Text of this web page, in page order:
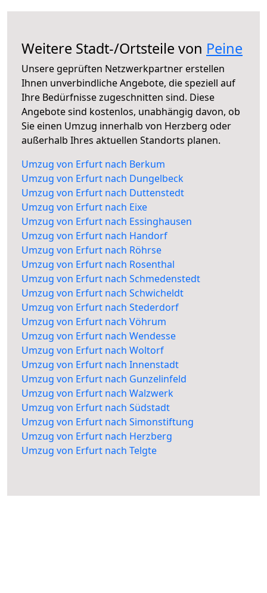
Weitere Stadt-/Ortsteile von Peine
Unsere geprüften Netzwerkpartner erstellen
Ihnen unverbindliche Angebote, die speziell auf
Ihre Bedürfnisse zugeschnitten sind. Diese
Angebote sind kostenlos, unabhängig davon, ob
Sie einen Umzug innerhalb von Herzberg oder
außerhalb Ihres aktuellen Standorts planen.
Umzug von Erfurt nach Berkum
Umzug von Erfurt nach Dungelbeck
Umzug von Erfurt nach Duttenstedt
Umzug von Erfurt nach Eixe
Umzug von Erfurt nach Essinghausen
Umzug von Erfurt nach Handorf
Umzug von Erfurt nach Röhrse
Umzug von Erfurt nach Rosenthal
Umzug von Erfurt nach Schmedenstedt
Umzug von Erfurt nach Schwicheldt
Umzug von Erfurt nach Stederdorf
Umzug von Erfurt nach Vöhrum
Umzug von Erfurt nach Wendesse
Umzug von Erfurt nach Woltorf
Umzug von Erfurt nach Innenstadt
Umzug von Erfurt nach Gunzelinfeld
Umzug von Erfurt nach Walzwerk
Umzug von Erfurt nach Südstadt
Umzug von Erfurt nach Simonstiftung
Umzug von Erfurt nach Herzberg
Umzug von Erfurt nach Telgte